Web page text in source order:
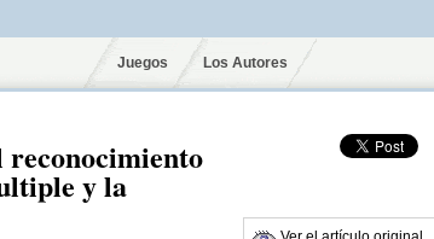
Juegos Los Autores
reconocimiento
y la